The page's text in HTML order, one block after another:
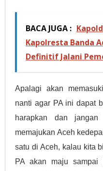
BACA JUGA :
Kapolresta Banda
Definitif Jalani
Apalagi akan
nanti agar PA ini dapat
harapkan dan
memajukan Aceh
satu di Aceh, kalau kita
PA akan maju sampai